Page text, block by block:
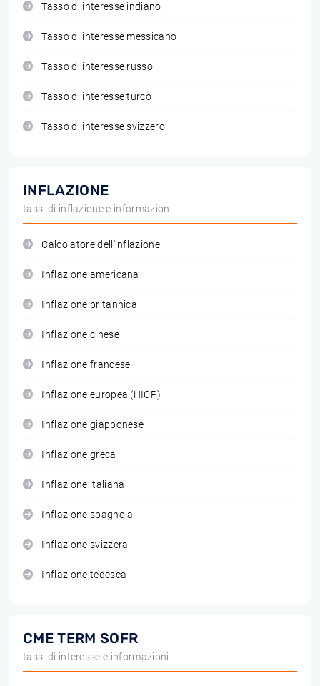
Tasso di interesse indiano
Tasso di interesse messicano
Tasso di interesse russo
Tasso di interesse turco
Tasso di interesse svizzero
INFLAZIONE
tassi di inflazione e informazioni
Calcolatore dell'inflazione
Inflazione americana
Inflazione britannica
Inflazione cinese
Inflazione francese
Inflazione europea (HICP)
Inflazione giapponese
Inflazione greca
Inflazione italiana
Inflazione spagnola
Inflazione svizzera
Inflazione tedesca
CME TERM SOFR
tassi di interesse e informazioni